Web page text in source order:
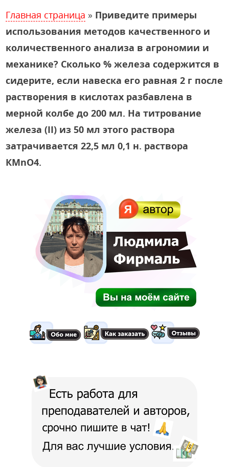
Главная страница » Приведите примеры
использования методов качественного и
количественного анализа в агрономии и
механике? Сколько % железа содержится в
сидерите, если навеска его равная 2 г после
растворения в кислотах разбавлена в
мерной колбе до 200 мл. На титрование
железа (II) из 50 мл этого раствора
затрачивается 22,5 мл 0,1 н. раствора
КМnО4.